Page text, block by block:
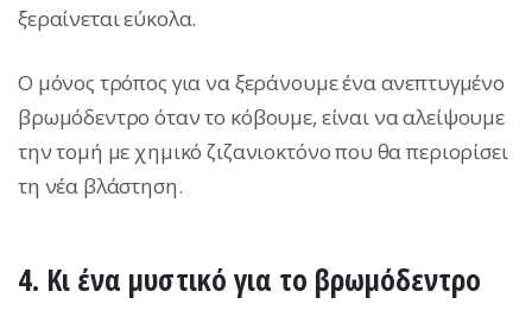
ξεραίνεται εύκολα.
Ο μόνος τρόπος για να ξεράνουμε ένα ανεπτυγμένο
βρωμόδεντρο όταν το κόβουμε, είναι να αλείψουμε
την τομή με χημικό ζιζανιοκτόνο που θα περιορίσει
τη νέα βλάστηση.
4. Κι ένα μυστικό για το βρωμόδεντρο